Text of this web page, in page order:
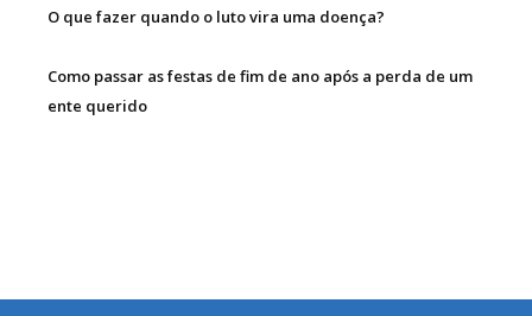
O que fazer quando o luto vira uma doença?
Como passar as festas de fim de ano após a perda de um
ente querido